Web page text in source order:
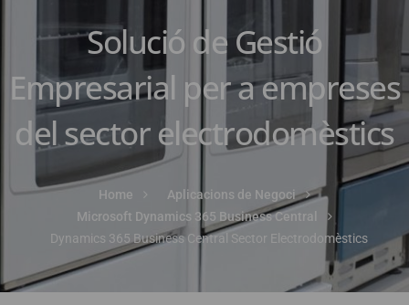
Solució de Gestió
Empresarial per a empreses
del sector electrodomèstics
Home
Aplicacions de Negoci
Microsoft Dynamics 365 Business Central
Dynamics 365 Business Central Sector Electrodomèstics